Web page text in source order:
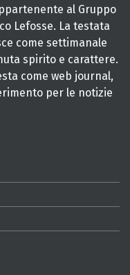
al Gruppo
Lefosse. La testata
come settimanale
spirito e carattere.
come web journal,
per le notizie